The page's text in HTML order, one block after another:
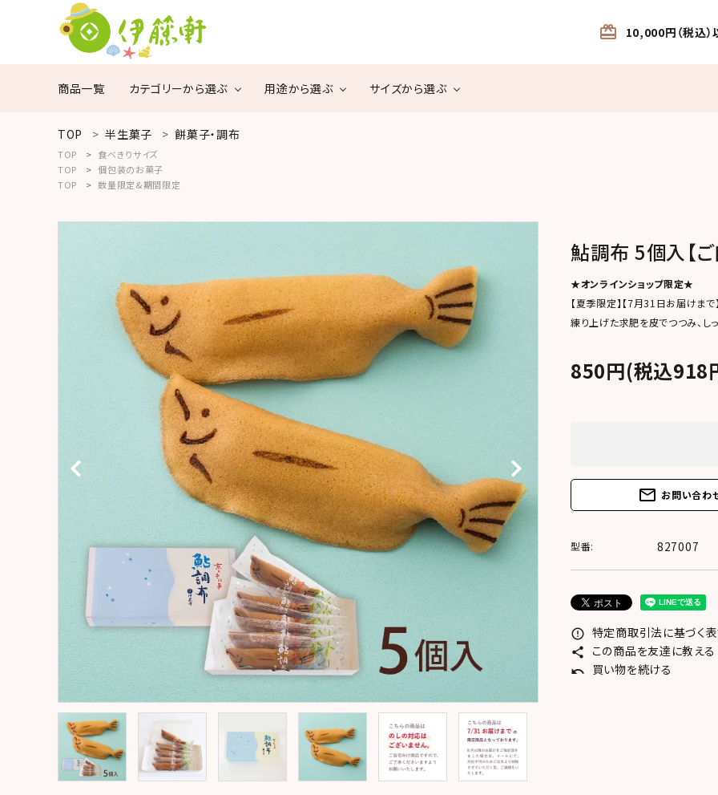
card_giftcard 10,000円（税込
商品一覧 カテゴリーから選ぶ
瓦煎餅・焼菓子
用途から選ぶ
用
用
サイズから選ぶ
search
ご利用ガイド
プライバシーポリシー
特定商取引法について
ようこそ ゲスト 様
ログイン person 新規会員登録
TOP 半生菓子 餅菓子・調布
TOP
食べきりサイズ
TOP
個包装のお菓子
TOP
数量限定&期間限定
鮎調布 5個入【ご
★オンラインショップ限定★
【夏季限定】【7月31日お届けまで】
練り上げた求肥を皮でつつみ、し
850円(税込918
mail_outline お問い合わ
型番: 827007
error_outline 特定商取引法に基づく
share この商品を友達に教える
undo 買い物を続ける